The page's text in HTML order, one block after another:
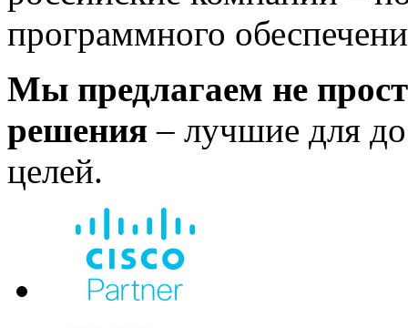
программного
Мы предлагаем не
решения – лучшие для
целей.